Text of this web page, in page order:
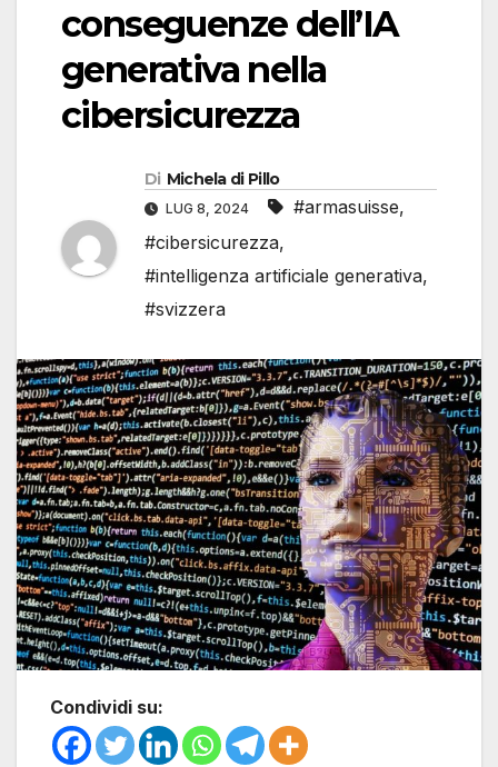
conseguenze dell’IA
generativa nella
cibersicurezza
Di Michela di Pillo
LUG 8, 2024 #armasuisse,
#cibersicurezza,
#intelligenza artificiale generativa,
#svizzera
Condividi su: